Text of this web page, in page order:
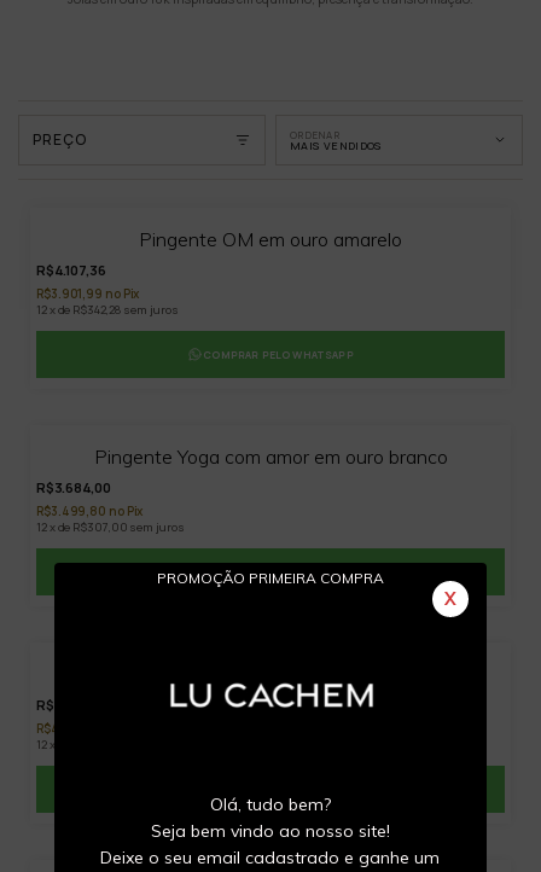
PROMOÇÃO PRIMEIRA COMPRA
X
Olá, tudo bem?
Seja bem vindo ao nosso site!
Deixe o seu email cadastrado e ganhe um
PREÇO ORDENAR
MAIS VENDIDOS
Pingente OM em ouro amarelo
R$4.107,36
R$3.901,99 no Pix
12 x de R$342,28 sem juros
COMPRAR PELO WHATSAPP
Pingente Yoga com amor em ouro branco
R$3.684,00
R$3.499,80 no Pix
12 x de R$307,00 sem juros
COMPRAR PELO WHATSAPP
R$4.776,00
R$4.537,20 no Pix
12 x de R$398,00 sem juros